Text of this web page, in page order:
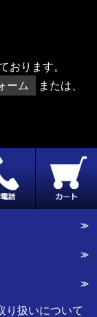
おります。
ーム
または、
り扱いについて